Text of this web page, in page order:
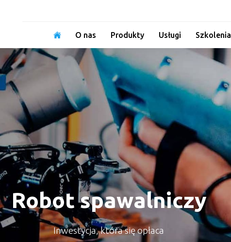
Home O nas Produkty Usługi Szkolenia
Robot spawalniczy
Inwestycja, która się opłaca